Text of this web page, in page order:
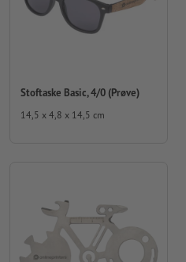
Stoftaske Basic, 4/0 (Prøve)
14,5 x 4,8 x 14,5 cm